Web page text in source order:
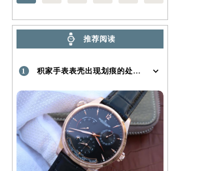
推荐阅读
1 积家手表表壳出现划痕的处理方法是什么！